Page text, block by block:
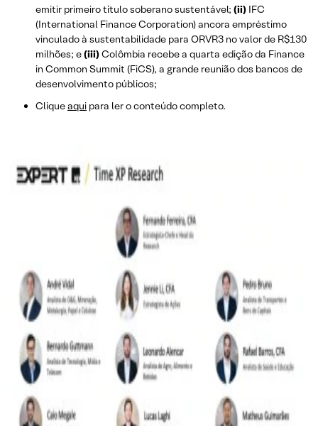
emitir primeiro título soberano sustentável; (ii) IFC
(International Finance Corporation) ancora empréstimo
vinculado à sustentabilidade para ORVR3 no valor de R$130
milhões; e(iii)Colômbia recebe a quarta edição da Finance
in Common Summit (FiCS), a grande reunião dos bancos de
desenvolvimento públicos;
Cliqueaqui para ler o conteúdo completo.